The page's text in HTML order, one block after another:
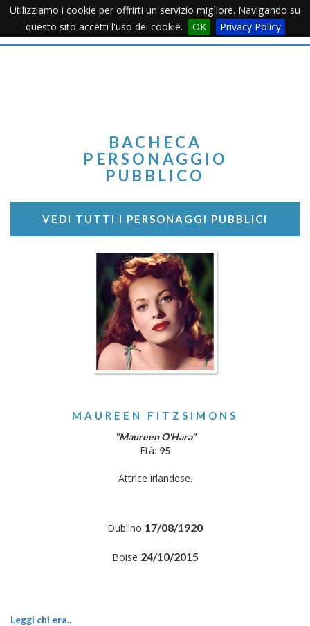
Utilizziamo i cookie per offrirti un servizio migliore. Navigando su
questo sito accetti l'uso dei cookie.
OK Privacy PolicyMenu
BACHECA
PERSONAGGIO
PUBBLICO
VEDI TUTTI I PERSONAGGI PUBBLICI
MAUREEN FITZSIMONS
"Maureen O'Hara"
Età: 95
Attrice irlandese.
Dublino 17/08/1920
Boise 24/10/2015
Leggi chi era..